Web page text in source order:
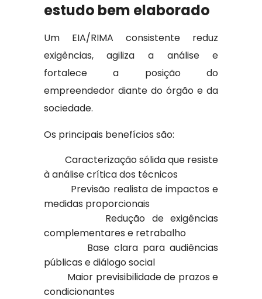
estudo bem elaborado
Um EIA/RIMA consistente reduz
exigências, agiliza a análise e
fortalece a posição do
empreendedor diante do órgão e da
sociedade.
Os principais benefícios são:
Caracterização sólida que resiste
à análise crítica dos técnicos
Previsão realista de impactos e
medidas proporcionais
Redução de exigências
complementares e retrabalho
Base clara para audiências
públicas e diálogo social
Maior previsibilidade de prazos e
condicionantes